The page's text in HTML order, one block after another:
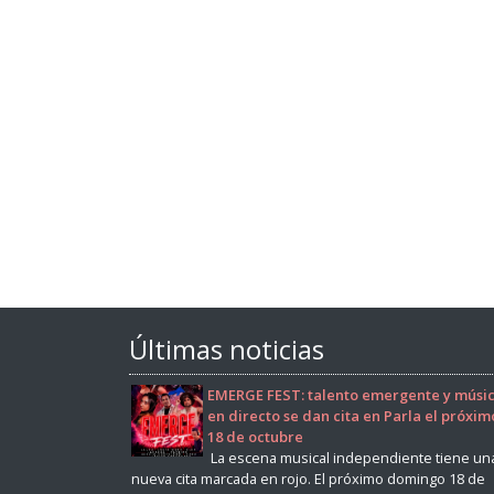
Últimas noticias
EMERGE FEST: talento emergente y
en directo se dan cita en Parla el
18 de octubre
La escena musical independiente tiene
nueva cita marcada en rojo. El próximo domingo 18 de